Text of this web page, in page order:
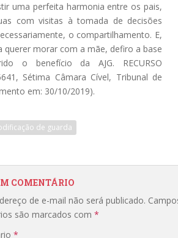
uma perfeita harmonia entre os pais,
com visitas à tomada de decisões
o compartilhamento. E,
morar com a mãe, defiro a base
o benefício da AJG. RECURSO
Sétima Câmara Cível, Tribunal de
em: 30/10/2019).
de guarda
COMENTÁRIO
de e-mail não será publicado.
são marcados com *
*